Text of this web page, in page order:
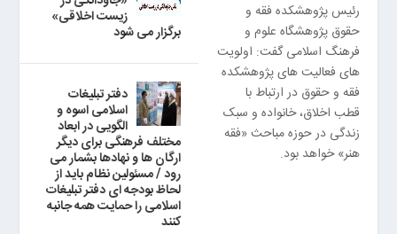
رئیس پژوهشکده فقه و
حقوق پژوهشگاه علوم و
فرهنگ اسلامی گفت: اولویت
های فعالیت های پژوهشکده
فقه و حقوق در ارتباط با
قطب اخلاق، خانواده و سبک
زندگی در حوزه مباحث «فقه
هنر» خواهد بود.
زیست اخلاقی»
برگزار می شود
دفتر تبلیغات
اسلامی اسوه و
الگویی در ابعاد
مختلف فرهنگی برای دیگر
ارگان ها و نهادها بشمار می
رود / مسئولین نظام باید از
لحاظ بودجه ای دفتر تبلیغات
اسلامی را حمایت همه جانبه
کنند